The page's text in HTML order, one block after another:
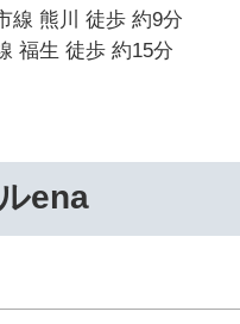
線 熊川 徒歩 約9分
福生 徒歩 約15分
ena